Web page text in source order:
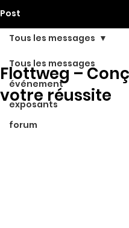
Post
Tous les messages
événement
exposants
forum
Tous les messages
Flottweg –
votre réussite